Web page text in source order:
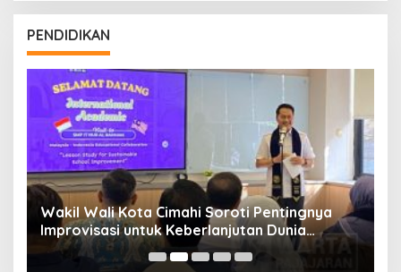
PENDIDIKAN
Wakil Wali Kota Cimahi Soroti Pentingnya
Improvisasi untuk Keberlanjutan Dunia
Pendidikan